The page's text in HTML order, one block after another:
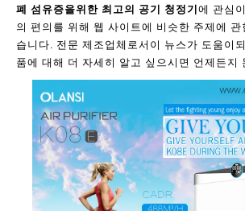
폐 섬유증을위한 최고의 공기 청정기에 관심
의 편의를 위해 웹 사이트에 비슷한 주제에
습니다. 전문 제조업체로서이 뉴스가 도움이
품에 대해 더 자세히 알고 싶으시면 언제든지